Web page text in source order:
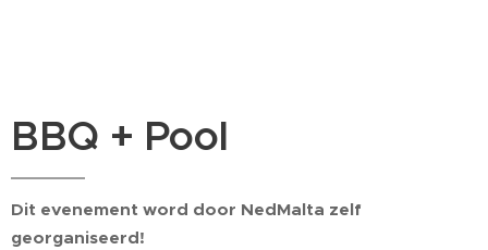
BBQ + Pool
Dit evenement word door NedMalta zelf
georganiseerd!